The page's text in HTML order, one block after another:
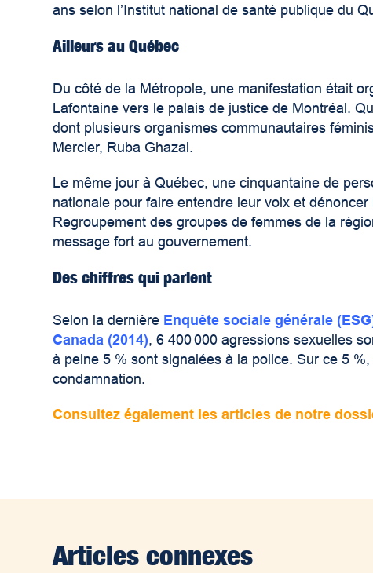
ans selon l’Institut national de santé publique du
Ailleurs au Québec
Du côté de la Métropole, une manifestation était
Lafontaine vers le palais de justice de Montréal.
dont plusieurs organismes communautaires
Mercier, Ruba Ghazal.
Le même jour à Québec, une cinquantaine de
nationale pour faire entendre leur voix et
Regroupement des groupes de femmes de la
message fort au gouvernement.
Des chiffres qui parlent
Selon la dernière Enquête sociale générale
Canada (2014), 6 400 000 agressions sexuelles
à peine 5 % sont signalées à la police. Sur ce 5
condamnation.
Consultez également les articles de notre
Articles connexes